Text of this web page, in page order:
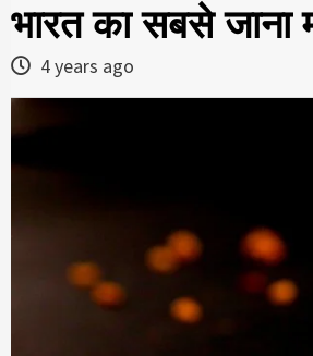
भारत का सबसे जाना
4 years ago